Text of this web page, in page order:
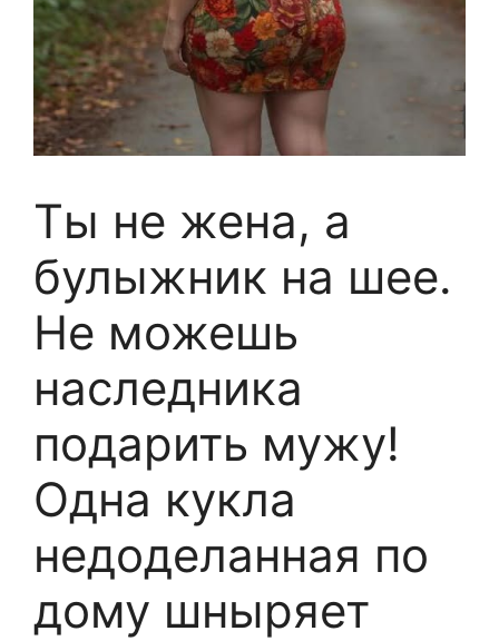
Ты не жена, а
булыжник на шее.
Не можешь
наследника
подарить мужу!
Одна кукла
недоделанная по
дому шныряет